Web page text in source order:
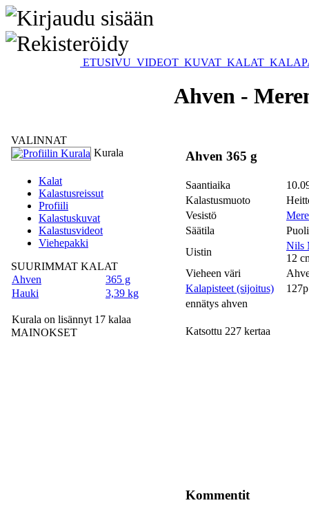
ETUSIVU VIDEOT KUVAT KALAT
VALINNAT
Kurala
Kalat
Kalastusreissut
Profiili
Kalastuskuvat
Kalastusvideot
Viehepakki
SUURIMMAT KALAT
Ahven
365 g
Hauki
3,39 kg
Kurala on lisännyt 17 kalaa
MAINOKSET
Ahven -
Ahven 365 g
Saantiaika
Kalastusmuoto
Vesistö
Säätila
Uistin
Nils
12
Vieheen väri
Kalapisteet (sijoitus)
ennätys ahven
Katsottu 227 kertaa
Kommentit